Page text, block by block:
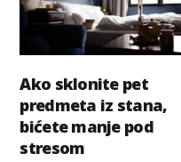
Ako sklonite pet
predmeta iz stana,
bićete manje pod
stresom